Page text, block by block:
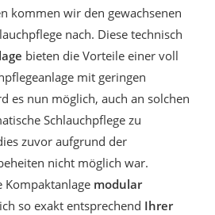
kommen wir den gewachsenen
nach. Diese technisch
bieten die Vorteile einer voll
mit geringen
es nun möglich, auch an solchen
Schlauchpflege zu
zuvor aufgrund der
nicht möglich war.
Kompaktanlage modular
so exakt entsprechend Ihrer